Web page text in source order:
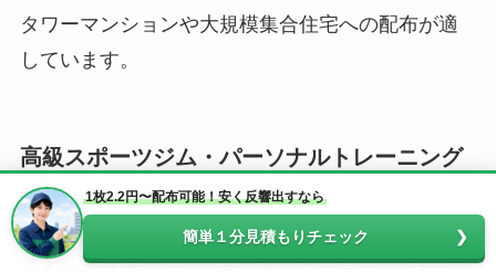
タワーマンションや大規模集合住宅への配布が適
しています。
高級スポーツジム・パーソナルトレーニング
健康意識が高く、自己投資を惜しまない富裕層が
1枚2.2円〜配布可能！安く反響出すなら
簡単１分見積もりチェック